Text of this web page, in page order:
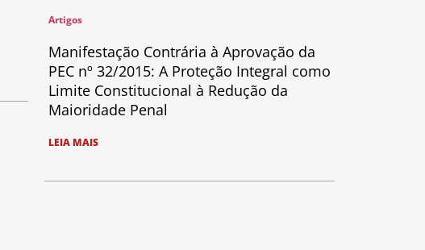
Artigos
Manifestação Contrária à Aprovação da
PEC nº 32/2015: A Proteção Integral como
Limite Constitucional à Redução da
Maioridade Penal
LEIA MAIS